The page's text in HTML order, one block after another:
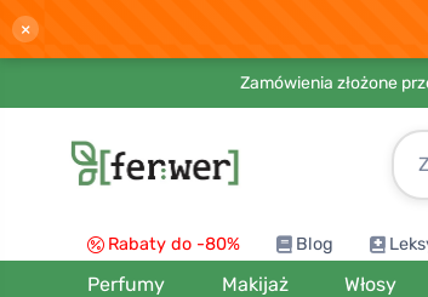
×
Zamówienia złożone
Rabaty do -80% Blog
Perfumy Makijaż Włosy